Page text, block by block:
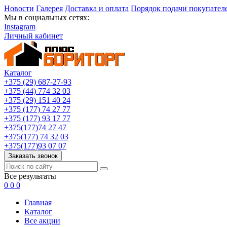
Новости Галерея Доставка и оплата Порядок подачи
Мы в социальных сетях:
Instagram
Личный кабинет
Каталог
+375 (29) 687-27-93
+375 (44) 774 32 03
+375 (29) 151 40 24
+375 (177) 74 27 77
+375 (177) 93 17 77
+375(177)74 27 47
+375(177) 74 32 03
+375(177)93 07 07
Заказать звонок
Все результаты
0 0 0
Главная
Каталог
Все акции